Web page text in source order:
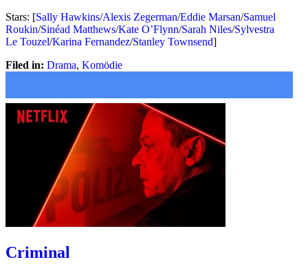
Stars: [Sally Hawkins/Alexis Zegerman/Eddie Marsan/Samuel
Roukin/Sinéad Matthews/Kate O’Flynn/Sarah Niles/Sylvestra
Le Touzel/Karina Fernandez/Stanley Townsend]
Filed in: Drama, Komödie
Criminal